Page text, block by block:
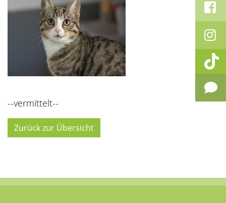
--vermittelt--
Zurück zur Übersicht